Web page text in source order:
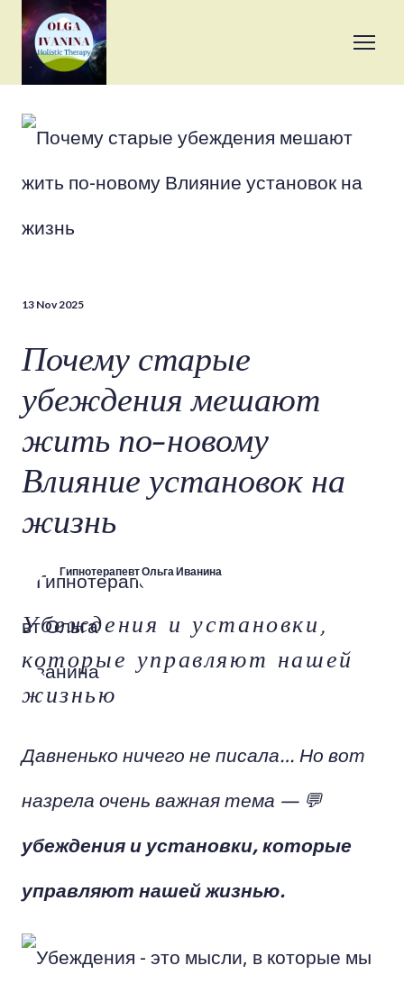
13 Nov 2025
Почему старые
убеждения мешают
жить по-новому
Влияние установок на
жизнь
Гипнотерапевт Ольга Иванина
Убеждения и установки,
которые управляют нашей
жизнью
Давненько ничего не писала… Но вот
назрела очень важная тема — 💬
убеждения и установки, которые
управляют нашей жизнью.